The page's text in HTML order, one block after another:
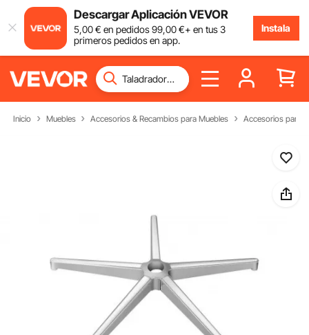
Descargar Aplicación VEVOR
5,00€ en pedidos99,00€+ en tus 3
primeros pedidos en app.
Instala
Inicio Muebles Accesorios & Recambios para Muebles Accesorios para